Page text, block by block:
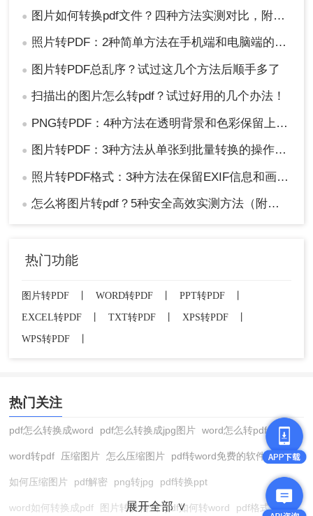
● 图片如何转换pdf文件？四种方法实测对比，附各场景最优选！
● 照片转PDF：2种简单方法在手机端和电脑端的操作差异！
● 图片转PDF总乱序？试过这几个方法后顺手多了
● 扫描出的图片怎么转pdf？试过好用的几个办法！
● PNG转PDF：4种方法在透明背景和色彩保留上的处理差异！
● 图片转PDF：3种方法从单张到批量转换的操作差异！
● 照片转PDF格式：3种方法在保留EXIF信息和画质上的差异！
● 怎么将图片转pdf？5种安全高效实测方法（附格式修复指南）
热门功能
图片转PDF WORD转PDF PPT转PDF
EXCEL转PDF
TXT转PDF XPS转PDF
WPS转PDF
热门关注
pdf怎么转换成word pdf怎么转换成jpg图片 word怎么转pdf
word转pdf 压缩图片 怎么压缩图片 pdf转word免费的软件
如何压缩图片 pdf解密 png转jpg pdf转换ppt
word如何转换成pdf 图片转换格式 pdf如何转word pdf格式转换
展开全部 ∨